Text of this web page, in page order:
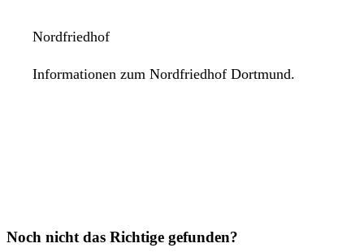
Nordfriedhof
Informationen zum Nordfriedhof Dortmund.
Noch nicht das Richtige gefunden?